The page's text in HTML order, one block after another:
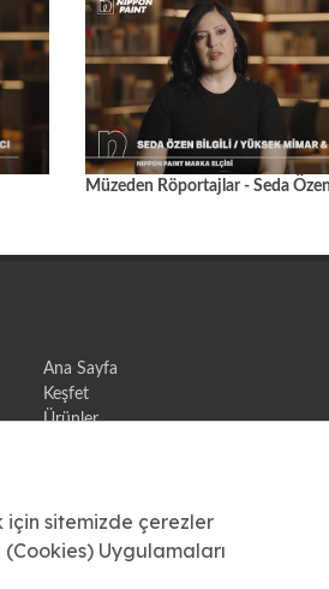
Müzeden Röportajlar - Seda
Ana Sayfa
Keşfet
Ürünler
Haberler
Referanslar